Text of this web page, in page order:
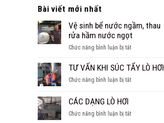
Bài viết mới nhất
Vệ sinh bể nước ngầm, thau
rửa hầm nước ngọt
Chức năng bình luận bị tắtở
sinh
nước
rửa
TƯ VẤN KHI SÚC TẨY LÒ HƠI
Chức năng bình luận bị tắtở
SÚC
CÁC DẠNG LÒ HƠI
Chức năng bình luận bị tắtở